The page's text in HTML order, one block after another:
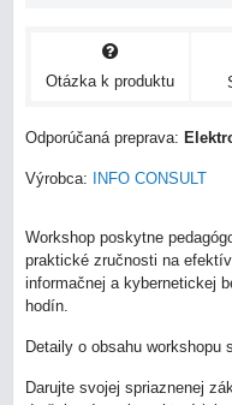
Otázka k produktu
Výrobca: INFO CONSULT
Workshop poskytne
praktické zručnosti na
informačnej a kybernetickej
hodín.
Detaily o obsahu workshopu
Darujte svojej spriaznenej